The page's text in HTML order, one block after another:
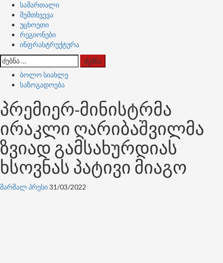
სამართალი
შემთხვევა
უცხოეთი
რეგიონები
ინფრასტრუქტურა
ძებნა:
ბოლო სიახლე
საზოგადოება
პრემიერ-მინისტრმა
ირაკლი ღარიბაშვილმა
ზვიად გამსახურდიას
ხსოვნას პატივი მიაგო
მარშალ პრესი31/03/2022